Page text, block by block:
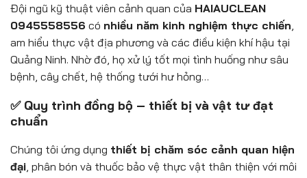
Đội ngũ kỹ thuật viên cảnh quan của HAIAUCLEAN
0945558556 có nhiều năm kinh nghiệm thực chiến
am hiểu thực vật địa phương và các điều kiện khí hậu tại
Quảng Ninh. Nhờ đó, họ xử lý tốt mọi tình huống như sâu
bệnh, cây chết, hệ thống tưới hư hỏng…
✅ Quy trình đồng bộ – thiết bị và vật tư đạt
chuẩn
Chúng tôi ứng dụng thiết bị chăm sóc cảnh quan hiện
đại , phân bón và thuốc bảo vệ thực vật thân thiện với môi